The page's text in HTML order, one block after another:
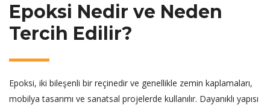
Epoksi Nedir ve Neden
Tercih Edilir?
Epoksi, iki bileşenli bir reçinedir ve genellikle zemin kaplamaları,
mobilya tasarımı ve sanatsal projelerde kullanılır. Dayanıklı yapısı